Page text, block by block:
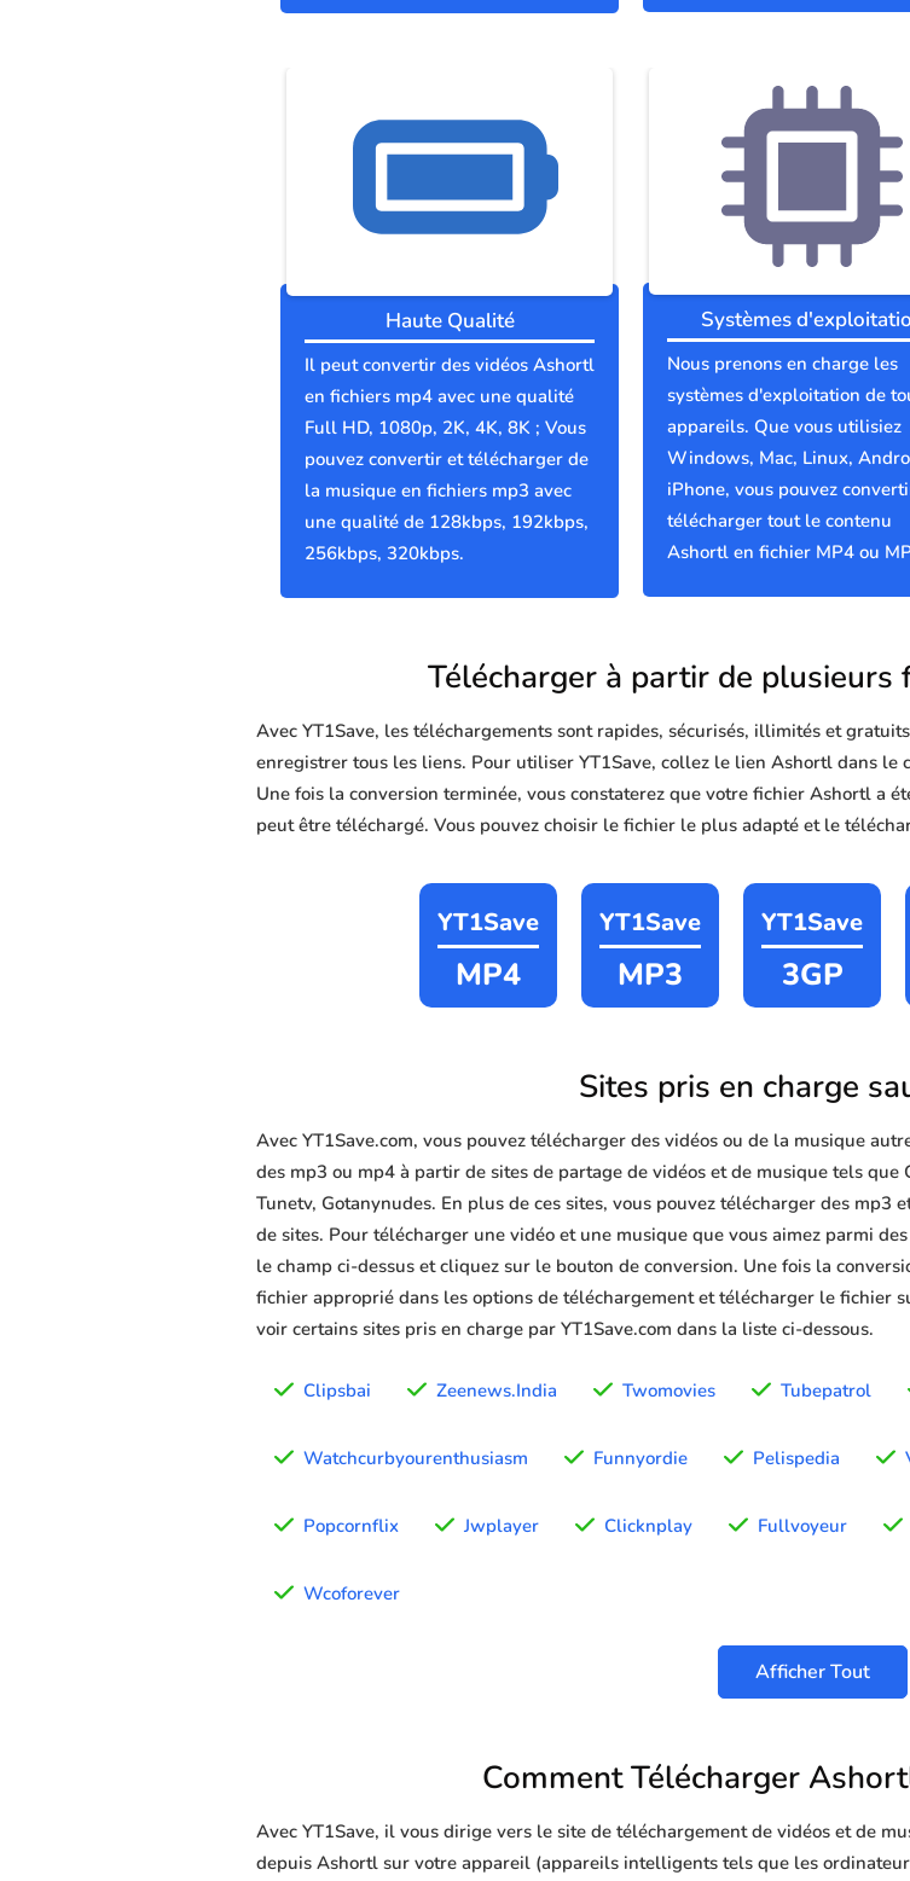
Haute Qualité
Il peut convertir des vidéos Ashortl
en fichiers mp4 avec une qualité
Full HD, 1080p, 2K, 4K, 8K ; Vous
pouvez convertir et télécharger de
la musique en fichiers mp3 avec
une qualité de 128kbps, 192kbps,
256kbps, 320kbps.
Systèmes
Nous prenons en charge les
systèmes d'exploitation de
appareils. Que vous utilisiez
Windows, Mac, Linux,
iPhone, vous pouvez
télécharger tout le contenu
Ashortl en fichier MP4 ou
Télécharger à partir de
Avec YT1Save, les téléchargements sont rapides, sécurisés, illimités et
enregistrer tous les liens. Pour utiliser YT1Save, collez le lien Ashortl dans le
Une fois la conversion terminée, vous constaterez que votre fichier Ashortl a
peut être téléchargé. Vous pouvez choisir le fichier le plus adapté et le
YT1Save
MP4
YT1Save
MP3
YT1Save
3GP
Sites pris en charge
Avec YT1Save.com, vous pouvez télécharger des vidéos ou de la musique
des mp3 ou mp4 à partir de sites de partage de vidéos et de musique tels
Tunetv, Gotanynudes. En plus de ces sites, vous pouvez télécharger des
de sites. Pour télécharger une vidéo et une musique que vous aimez parmi
le champ ci-dessus et cliquez sur le bouton de conversion. Une fois la
fichier approprié dans les options de téléchargement et télécharger le fichier
voir certains sites pris en charge par YT1Save.com dans la liste ci-dessous.
Clipsbai Zeenews.India Twomovies Tubepatrol
Watchcurbyourenthusiasm Funnyordie Pelispedia
Popcornflix Jwplayer Clicknplay Fullvoyeur
Wcoforever
Afficher Tout
Comment Télécharger
Avec YT1Save, il vous dirige vers le site de téléchargement de vidéos et de
depuis Ashortl sur votre appareil (appareils intelligents tels que les